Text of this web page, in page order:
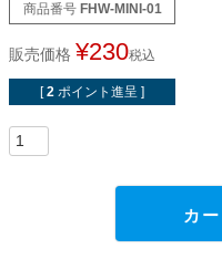
フック
特殊粘着・吸着シート
商品番号 FHW-MINI-01
販売価格 ¥230税込
[ 2 ポイント進呈 ]
カ